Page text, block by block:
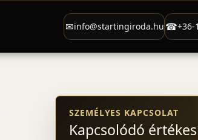
✉info@startingiroda.hu ☎+36-
SZEMÉLYES KAPCSOLAT
Kapcsolódó